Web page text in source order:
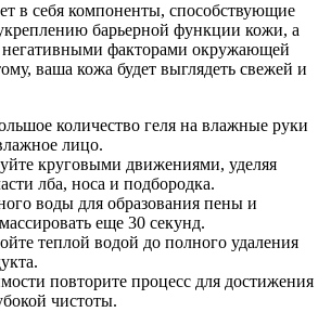
в себя компоненты, способствующие
барьерной функции кожи, а
факторами окружающей
ваша кожа будет выглядеть свежей и
количество геля на влажные руки
лицо.
круговыми движениями, уделяя
лба, носа и подбородка.
воды для образования пены и
еще 30 секунд.
теплой водой до полного удаления
повторите процесс для достижения
чистоты.